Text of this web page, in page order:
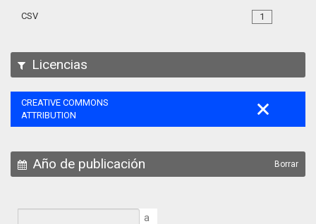
1
CSV
Licencias
CREATIVE COMMONS
ATTRIBUTION
Año de publicación Borrar
a